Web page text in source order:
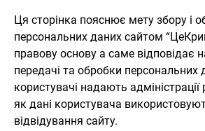
Про ЦеКрипто
Ця сторінка пояснює мету збору і
персональних даних сайтом
правову основу а саме відповідає
передачі та обробки персональних
користувачі надають
як дані користувача
відвідування сайту.